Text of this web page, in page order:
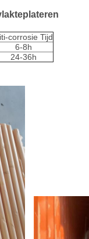
corrosie Tijd
6-8h
24-36h